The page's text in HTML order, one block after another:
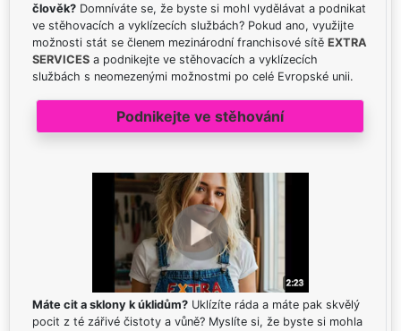
člověk? Domníváte se, že byste si mohl vydělávat a podnikat
ve stěhovacích a vyklízecích službách? Pokud ano, využijte
možnosti stát se členem mezinárodní franchisové sítě EXTRA
SERVICES a podnikejte ve stěhovacích a vyklízecích
službách s neomezenými možnostmi po celé Evropské unii.
Podnikejte ve stěhování
Máte cit a sklony k úklidům? Uklízíte ráda a máte pak skvělý
pocit z té zářivé čistoty a vůně? Myslíte si, že byste si mohla